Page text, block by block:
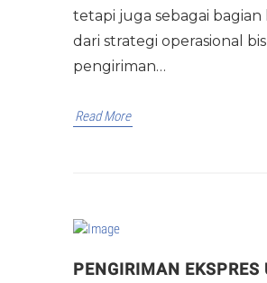
tetapi juga sebagai bagian
dari strategi operasional
pengiriman…
Read More
PENGIRIMAN EKSPRES